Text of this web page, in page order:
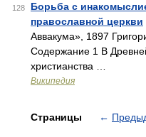
128
Борьба с
православной церкви
Аввакума», 1897
Содержание 1 В
христианства …
Википедия
Страницы ←